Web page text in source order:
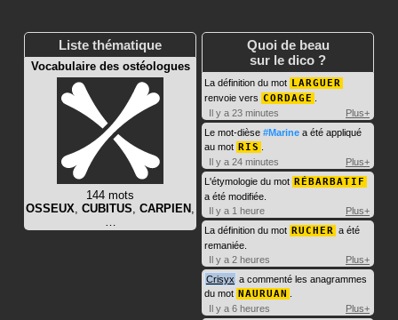
Liste thématique
Vocabulaire des ostéologues
144 mots
OSSEUX, CUBITUS, CARPIEN ,
…
Quoi de beau
sur le dico ?
La définition du mot LARGUER
renvoie vers CORDAGE
Il y a 23 minutes
Plus+
Le mot-dièse #Marine a été appliqué
au mot RIS
Il y a 24 minutes
Plus+
L'étymologie du mot RÉBARBATIF
a été modifiée.
Il y a 1 heure
Plus+
La définition du mot RUCHER a été
remaniée.
Il y a 2 heures
Plus+
Crisyx a commenté les anagrammes
du mot NAURUAN
Il y a 6 heures
Plus+